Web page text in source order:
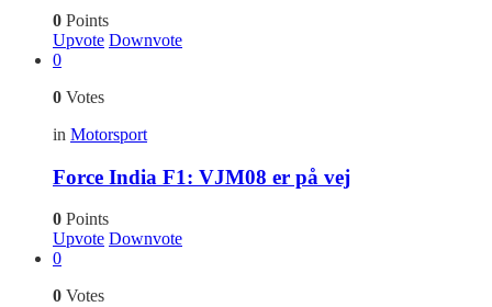
0 Points
Upvote Downvote
0
0 Votes
in Motorsport
Force India F1: VJM08 er på vej
0 Points
Upvote Downvote
0
0 Votes